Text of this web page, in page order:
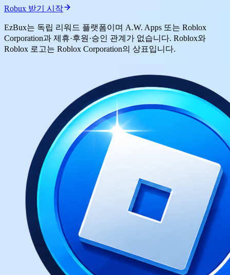
Robux 받기 시작
EzBux는 독립 리워드 플랫폼이며 A.W. Apps 또는 Roblox
Corporation과 제휴·후원·승인 관계가 없습니다. Roblox와
Roblox 로고는 Roblox Corporation의 상표입니다.